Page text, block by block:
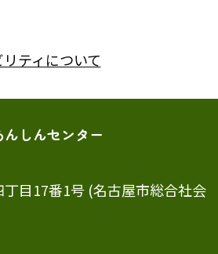
ティについて
しんセンター
目17番1号 (名古屋市総合社会